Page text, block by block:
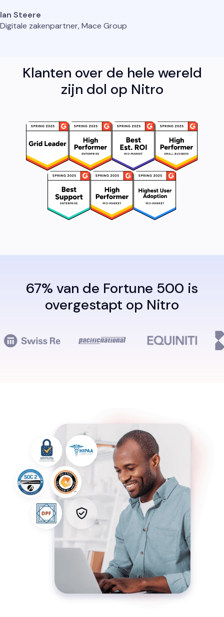
Ian Steere
Digitale zakenpartner, Mace Group
Klanten over de hele wereld
zijn dol op Nitro
67% van de Fortune 500 is
overgestapt op Nitro